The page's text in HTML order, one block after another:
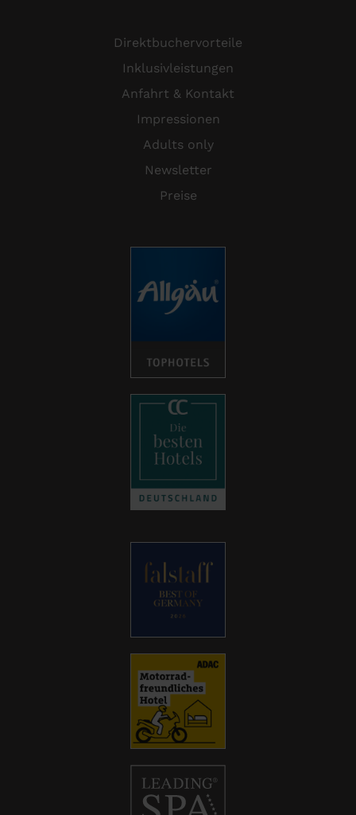
Direktbuchervorteile
Inklusivleistungen
Anfahrt & Kontakt
Impressionen
Adults only
Newsletter
Preise